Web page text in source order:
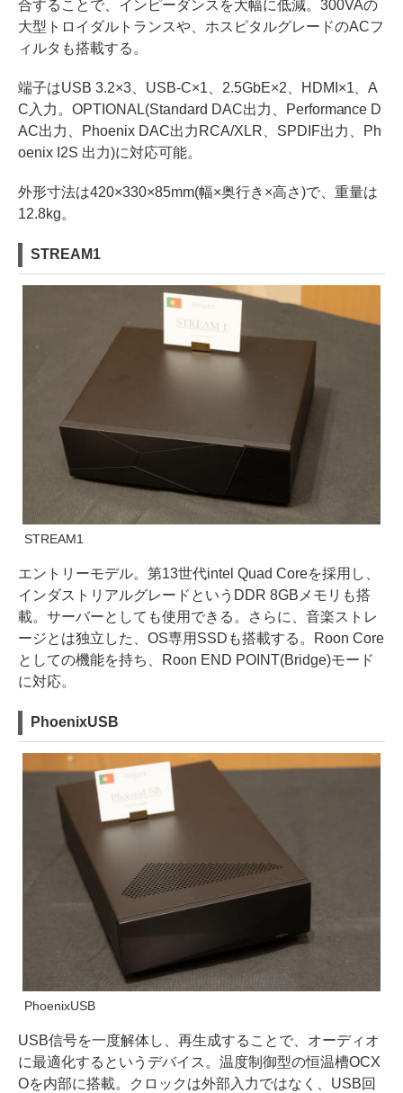
合することで、インピーダンスを大幅に低減。300VAの
大型トロイダルトランスや、ホスピタルグレードのACフ
ィルタも搭載する。
端子はUSB 3.2×3、USB-C×1、2.5GbE×2、HDMI×1、A
C入力。OPTIONAL(Standard DAC出力、Performance D
AC出力、Phoenix DAC出力RCA/XLR、SPDIF出力、Ph
oenix I2S 出力)に対応可能。
外形寸法は420×330×85mm(幅×奥行き×高さ)で、重量は
12.8kg。
STREAM1
STREAM1
エントリーモデル。第13世代intel Quad Coreを採用し、
インダストリアルグレードというDDR 8GBメモリも搭
載。サーバーとしても使用できる。さらに、音楽ストレ
ージとは独立した、OS専用SSDも搭載する。Roon Core
としての機能を持ち、Roon END POINT(Bridge)モード
に対応。
PhoenixUSB
PhoenixUSB
USB信号を一度解体し、再生成することで、オーディオ
に最適化するというデバイス。温度制御型の恒温槽OCX
Oを内部に搭載。クロックは外部入力ではなく、USB回